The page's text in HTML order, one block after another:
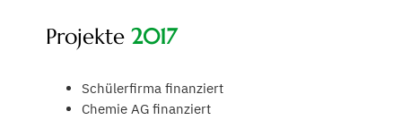
Projekte 2017
Schülerfirma finanziert
Chemie AG finanziert